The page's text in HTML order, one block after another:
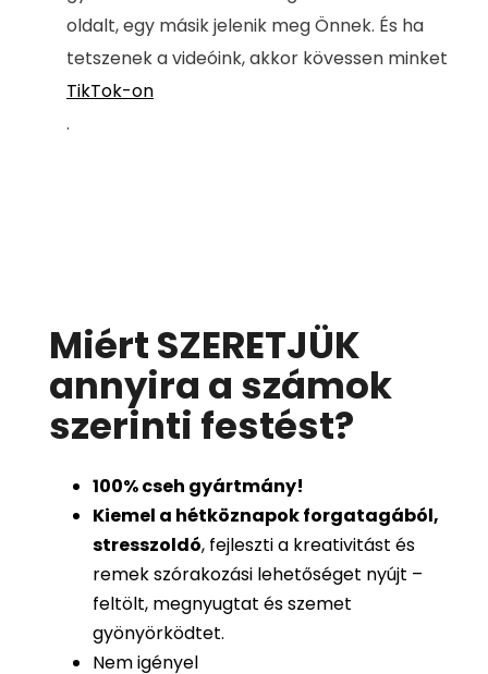
oldalt, egy másik jelenik meg Önnek. És ha
tetszenek a videóink, akkor kövessen minket
TikTok-on
.
Miért SZERETJÜK
annyira a számok
szerinti festést?
100%cseh gyártmány!
Kiemel a hétköznapok forgatagából,
stresszoldó, fejleszti a kreativitást és
remek szórakozási lehetőséget nyújt –
feltölt, megnyugtat és szemet
gyönyörködtet.
Nem igényel